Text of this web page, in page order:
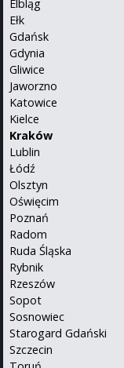
Elbląg
Ełk
Gdańsk
Gdynia
Gliwice
Jaworzno
Katowice
Kielce
Kraków
Lublin
Łódź
Olsztyn
Oświęcim
Poznań
Radom
Ruda Śląska
Rybnik
Rzeszów
Sopot
Sosnowiec
Starogard Gdański
Szczecin